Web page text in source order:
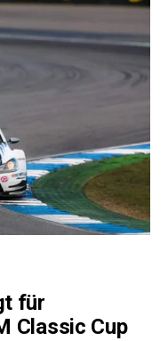
für
Classic Cup